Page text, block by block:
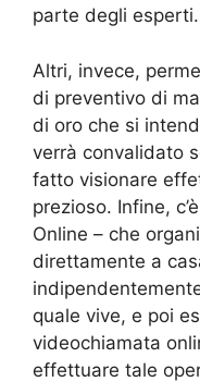
parte degli esperti.
Altri, invece,
di preventivo di
di oro che si
verrà convalidato
fatto visionare
prezioso. Infine,
Online – che
direttamente a
quale vive, e poi
videochiamata
effettuare tale